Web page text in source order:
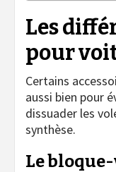
Les
pour
Certains
aussi bien pour
dissuader les
synthèse.
Le